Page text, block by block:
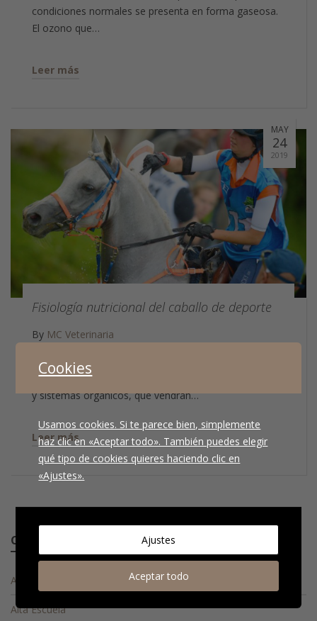
condiciones normales se presenta en forma gaseosa.
El ozono que…
Leer más
MAY
24
2019
Fisiología nutricional del caballo de deporte
By MC Veterinaria
El correcto rendimiento deportivo de los caballos
depende de la coordinación de los diferentes aparatos
y sistemas orgánicos, que vendrán…
Leer más
Categorías
Actualidad
Alta Escuela
Cookies
Usamos cookies. Si te parece bien, simplemente
haz clic en «Aceptar todo». También puedes elegir
qué tipo de cookies quieres haciendo clic en
«Ajustes».
Ajustes
Aceptar todo